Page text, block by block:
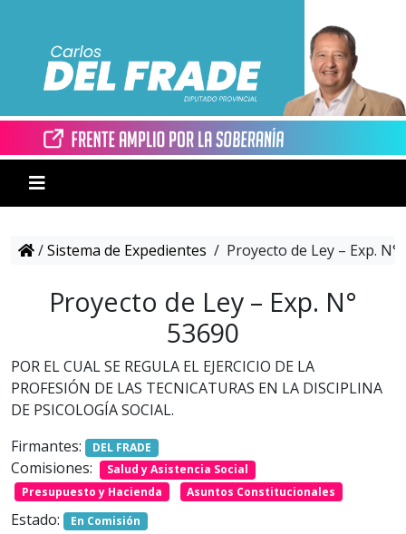
/Sistema de Expedientes / Proyecto de Ley – Exp. N°
Proyecto de Ley – Exp. N°
53690
POR EL CUAL SE REGULA EL EJERCICIO DE LA
PROFESIÓN DE LAS TECNICATURAS EN LA DISCIPLINA
DE PSICOLOGÍA SOCIAL.
Firmantes:
DEL FRADE
Comisiones:
Salud y Asistencia Social
Presupuesto y Hacienda
Asuntos Constitucionales
Estado: En Comisión